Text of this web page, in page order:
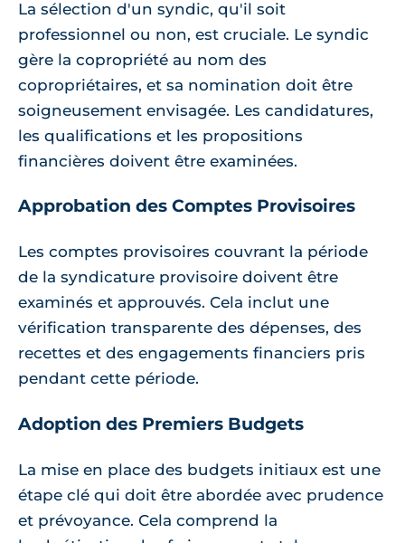
La sélection d'un syndic, qu'il soit
professionnel ou non, est cruciale. Le syndic
gère la copropriété au nom des
copropriétaires, et sa nomination doit être
soigneusement envisagée. Les candidatures,
les qualifications et les propositions
financières doivent être examinées.
Approbation des Comptes Provisoires
Les comptes provisoires couvrant la période
de la syndicature provisoire doivent être
examinés et approuvés. Cela inclut une
vérification transparente des dépenses, des
recettes et des engagements financiers pris
pendant cette période.
Adoption des Premiers Budgets
La mise en place des budgets initiaux est une
étape clé qui doit être abordée avec prudence
et prévoyance. Cela comprend la